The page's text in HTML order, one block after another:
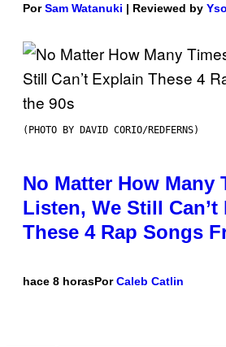
PorSam Watanuki | Reviewed by
(PHOTO BY DAVID CORIO/REDFERNS)
No Matter How Many
Listen, We Still Can’t
These 4 Rap Songs
hace 8 horasPorCaleb Catlin